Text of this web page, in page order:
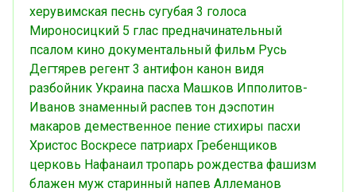
херувимская песнь сугубая 3 голоса
Мироносицкий 5 глас предначинательный
псалом кино документальный фильм Русь
Дегтярев регент 3 антифон канон видя
разбойник Украина пасха Машков Ипполитов-
Иванов знаменный распев тон дэспотин
макаров демественное пение стихиры пасхи
Христос Воскресе патриарх Гребенщиков
церковь Нафанаил тропарь рождества фашизм
блажен муж старинный напев Аллеманов